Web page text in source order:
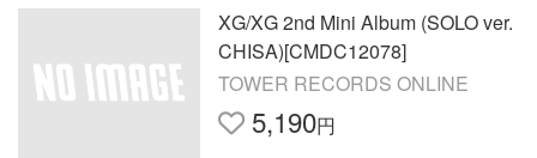
XG/XG 2nd Mini Album (SOLO ver.
CHISA)[CMDC12078]
TOWER RECORDS ONLINE
5,190円